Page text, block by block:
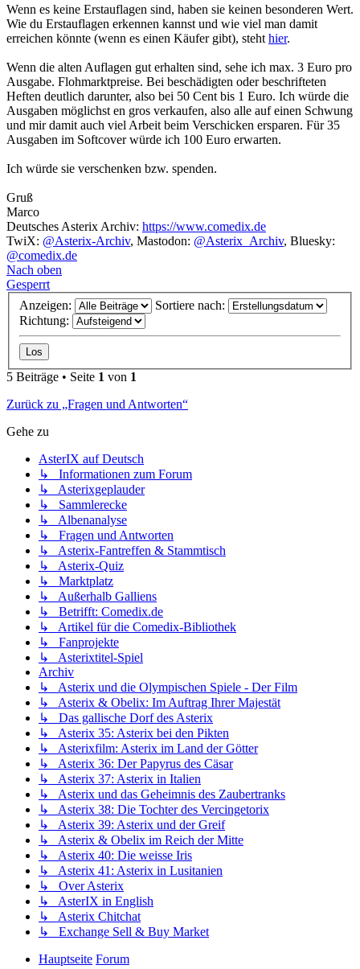
Wenn es keine Erstauflagen sind, haben sie keinen besonderen Wert.
Wie du Erstauflagen erkennen kannst und wie viel man damit
erreichen könnte (wenn es einen Käufer gibt), steht hier.
Wenn die alten Auflagen gut erhalten sind, sehe ich max. 3 Euro pro
Ausgabe. Flohmarktpreise. Bei beschädigten oder beschrifteten
Heften deutlich darunter, also bei 50 Cent bis 1 Euro. Ich würde die
Ausgaben möglichst en gros verkaufen, also alle auf einen Schwung
und mir damit auch viel Arbeit beim Verschicken ersparen. Für 35
Ausgaben im Softcover würde ich 100 Euro erwarten.
Ich würde sie verschenken bzw. spenden.
Gruß
Marco
Deutsches Asterix Archiv: https://www.comedix.de
TwiX: @Asterix-Archiv, Mastodon: @Asterix_Archiv, Bluesky:
@comedix.de
Nach oben
Gesperrt
Anzeigen:
Sortiere nach:
Richtung:
5 Beiträge • Seite 1 von 1
Zurück zu „Fragen und Antworten“
Gehe zu
AsterIX auf Deutsch
↳ Informationen zum Forum
↳ Asterixgeplauder
↳ Sammlerecke
↳ Albenanalyse
↳ Fragen und Antworten
↳ Asterix-Fantreffen & Stammtisch
↳ Asterix-Quiz
↳ Marktplatz
↳ Außerhalb Galliens
↳ Betrifft: Comedix.de
↳ Artikel für die Comedix-Bibliothek
↳ Fanprojekte
↳ Asterixtitel-Spiel
Archiv
↳ Asterix und die Olympischen Spiele - Der Film
↳ Asterix & Obelix: Im Auftrag Ihrer Majestät
↳ Das gallische Dorf des Asterix
↳ Asterix 35: Asterix bei den Pikten
↳ Asterixfilm: Asterix im Land der Götter
↳ Asterix 36: Der Papyrus des Cäsar
↳ Asterix 37: Asterix in Italien
↳ Asterix und das Geheimnis des Zaubertranks
↳ Asterix 38: Die Tochter des Vercingetorix
↳ Asterix 39: Asterix und der Greif
↳ Asterix & Obelix im Reich der Mitte
↳ Asterix 40: Die weisse Iris
↳ Asterix 41: Asterix in Lusitanien
↳ Over Asterix
↳ AsterIX in English
↳ Asterix Chitchat
↳ Exchange Sell & Buy Market
Hauptseite Forum